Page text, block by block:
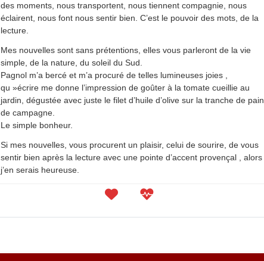
des moments, nous transportent, nous tiennent compagnie, nous
éclairent, nous font nous sentir bien. C’est le pouvoir des mots, de la
lecture.
Mes nouvelles sont sans prétentions, elles vous parleront de la vie
simple, de la nature, du soleil du Sud.
Pagnol m’a bercé et m’a procuré de telles lumineuses joies ,
qu »écrire me donne l’impression de goûter à la tomate cueillie au
jardin, dégustée avec juste le filet d’huile d’olive sur la tranche de pain
de campagne.
Le simple bonheur.
Si mes nouvelles, vous procurent un plaisir, celui de sourire, de vous
sentir bien après la lecture avec une pointe d’accent provençal , alors
j’en serais heureuse.